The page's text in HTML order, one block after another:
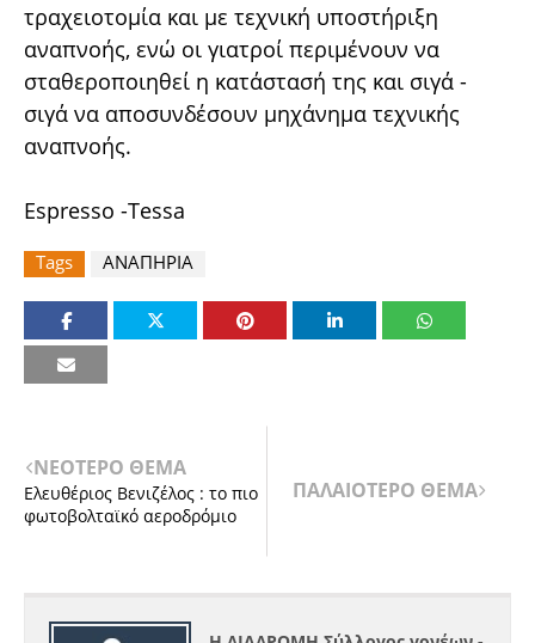
τραχειοτομία και με τεχνική υποστήριξη
αναπνοής, ενώ οι γιατροί περιμένουν να
σταθεροποιηθεί η κατάστασή της και σιγά -
σιγά να αποσυνδέσουν μηχάνημα τεχνικής
αναπνοής.
Espresso -Tessa
Tags ΑΝΑΠΗΡΙΑ
ΝΕΟΤΕΡΟ ΘΕΜΑ
Ελευθέριο​ς Βενιζέλος ​: το πιο
φωτοβολταϊ​κό αεροδρόμιο​
ΠΑΛΑΙΟΤΕΡΟ ΘΕΜΑ